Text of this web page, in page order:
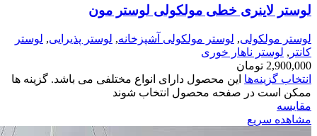
لوستر لاینری خطی مولکولی لوستر مون
لوستر مولکولی, لوستر مولکولی آشپزخانه, لوستر پذیرایی, لوستر
کانتر , لوستر ناهار خوری
2,900,000 تومان
انتخاب گزینه‌ها این محصول دارای انواع مختلفی می باشد. گزینه ها
ممکن است در صفحه محصول انتخاب شوند
مقایسه
مشاهده سریع